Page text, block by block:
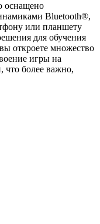
оснащено
Bluetooth®,
или планшету
для обучения
откроете множество
игры на
что более важно,